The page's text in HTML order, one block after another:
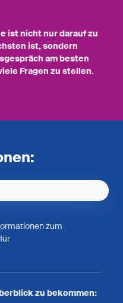
ist nicht nur darauf zu
ist, sondern
am besten
Fragen zu stellen.
zum
zu bekommen: